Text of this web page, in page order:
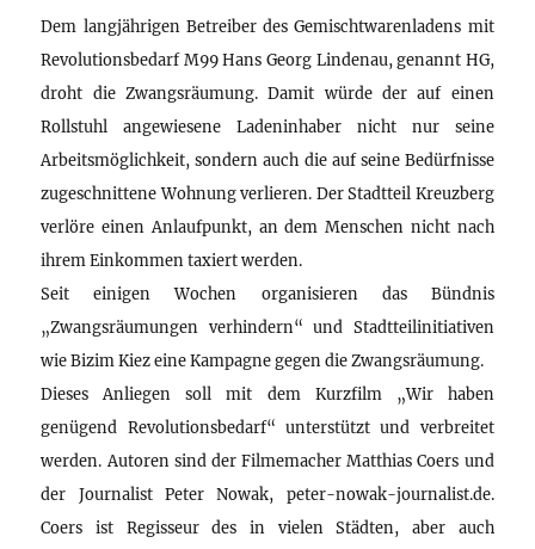
Dem langjährigen Betreiber des Gemischtwarenladens mit
Revolutionsbedarf M99 Hans Georg Lindenau, genannt HG,
droht die Zwangsräumung. Damit würde der auf einen
Rollstuhl angewiesene Ladeninhaber nicht nur seine
Arbeitsmöglichkeit, sondern auch die auf seine Bedürfnisse
zugeschnittene Wohnung verlieren. Der Stadtteil Kreuzberg
verlöre einen Anlaufpunkt, an dem Menschen nicht nach
ihrem Einkommen taxiert werden.
Seit einigen Wochen organisieren das Bündnis
„Zwangsräumungen verhindern“ und Stadtteilinitiativen
wie Bizim Kiez eine Kampagne gegen die Zwangsräumung.
Dieses Anliegen soll mit dem Kurzfilm „Wir haben
genügend Revolutionsbedarf“ unterstützt und verbreitet
werden. Autoren sind der Filmemacher Matthias Coers und
der Journalist Peter Nowak, peter-nowak-journalist.de.
Coers ist Regisseur des in vielen Städten, aber auch